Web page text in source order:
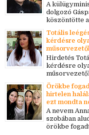
A
dolgozó
köszöntötte
Totális
kérdésre
Hirdetés
kérdésre
Örökbe
hirtelen
ezt mondta
A nevem
szobában
örökbe